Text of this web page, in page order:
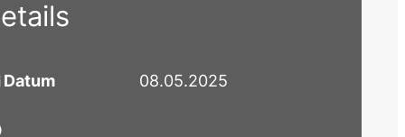
Datum 08.05.2025